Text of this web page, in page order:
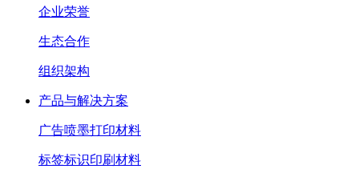
企业荣誉
生态合作
组织架构
产品与解决方案
广告喷墨打印材料
标签标识印刷材料